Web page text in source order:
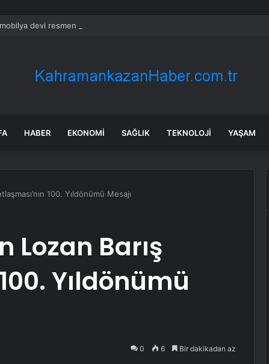
devi resmen satıldı
HABER EKONOMI SAĞLIK TEKNOLOJI YAŞAM
100. Yıldönümü Mesajı
Lozan Barış
Yıldönümü
0 6 Bir dakikadan az